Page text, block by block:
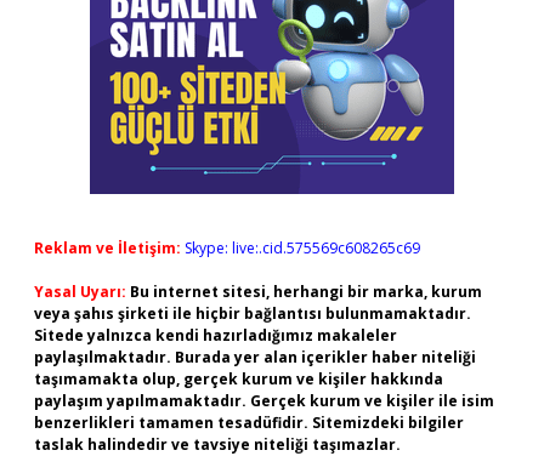
Reklam ve İletişim: Skype: live:.cid.575569c608265c69
Yasal Uyarı: Bu internet sitesi, herhangi bir marka, kurum
veya şahıs şirketi ile hiçbir bağlantısı bulunmamaktadır.
Sitede yalnızca kendi hazırladığımız makaleler
paylaşılmaktadır. Burada yer alan içerikler haber niteliği
taşımamakta olup, gerçek kurum ve kişiler hakkında
paylaşım yapılmamaktadır. Gerçek kurum ve kişiler ile isim
benzerlikleri tamamen tesadüfidir. Sitemizdeki bilgiler
taslak halindedir ve tavsiye niteliği taşımazlar.